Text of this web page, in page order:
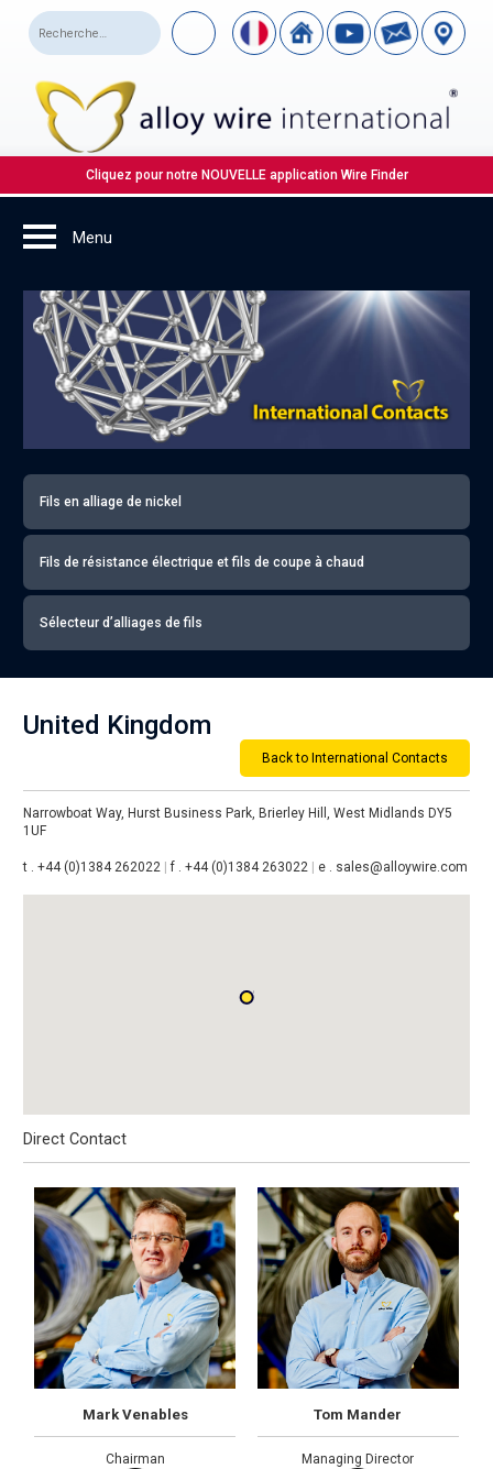
Cliquez pour notre NOUVELLE application Wire Finder
Fils en alliage de nickel
Fils de résistance électrique et fils de coupe à chaud
Sélecteur d’alliages de fils
United Kingdom
Back to International Contacts
Narrowboat Way, Hurst Business Park, Brierley Hill, West Midlands DY5
1UF
t .+44 (0)1384 262022 f .+44 (0)1384 263022 e . sales@alloywire.com
Direct Contact
Mark Venables
Chairman
Tom Mander
Managing Director